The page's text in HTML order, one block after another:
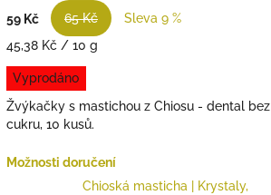
hodnocení
produktu
je
0,0
5
hvězdiček.
59 Kč
65 Kč
Sleva 9 %
Měrná
cena:
45,38 Kč / 10 g
Vyprodáno
Žvýkačky s mastichou z Chiosu - dental bez
cukru, 10 kusů.
Možnosti doručení
Chioská masticha | Krystaly,